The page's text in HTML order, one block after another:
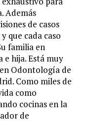
Además
de casos
que cada caso
familia en
e hija. Está muy
Odontología de
Como miles de
como
cocinas en la
de